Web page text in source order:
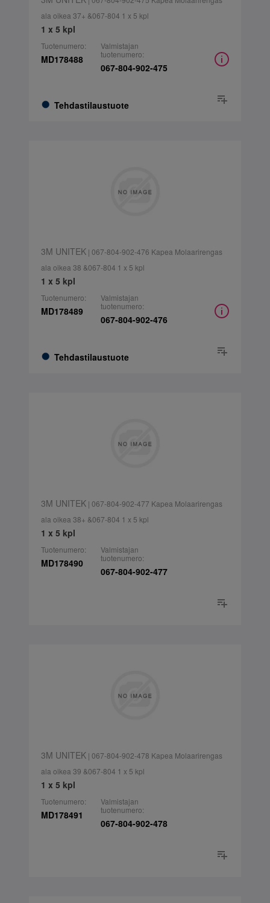
ala oikea 37+ &067-804 1 x 5 kpl
1 x 5 kpl
Tuotenumero:
MD178488
Tehdastilaustuote
Valmistajan
tuotenumero:
067-804-902-475
3M UNITEK| 067-804-902-476 Kapea Molaarirengas
ala oikea 38 &067-804 1 x 5 kpl
1 x 5 kpl
Tuotenumero:
MD178489
Tehdastilaustuote
Valmistajan
tuotenumero:
067-804-902-476
3M UNITEK| 067-804-902-477 Kapea Molaarirengas
ala oikea 38+ &067-804 1 x 5 kpl
1 x 5 kpl
Tuotenumero:
MD178490
Valmistajan
tuotenumero:
067-804-902-477
3M UNITEK| 067-804-902-478 Kapea Molaarirengas
ala oikea 39 &067-804 1 x 5 kpl
1 x 5 kpl
Tuotenumero:
MD178491
Valmistajan
tuotenumero:
067-804-902-478